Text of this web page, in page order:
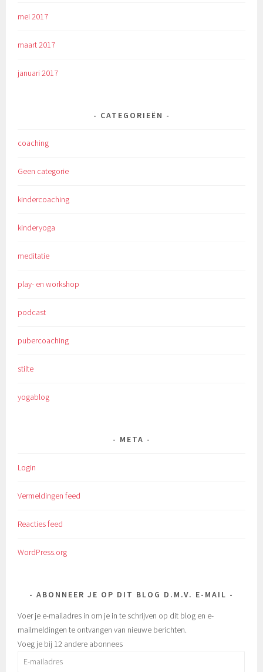
mei 2017
maart 2017
januari 2017
CATEGORIEËN
coaching
Geen categorie
kindercoaching
kinderyoga
meditatie
play- en workshop
podcast
pubercoaching
stilte
yogablog
META
Login
Vermeldingen feed
Reacties feed
WordPress.org
ABONNEER JE OP DIT BLOG D.M.V. E-MAIL
Voer je e-mailadres in om je in te schrijven op dit blog en e-
mailmeldingen te ontvangen van nieuwe berichten.
Voeg je bij 12 andere abonnees